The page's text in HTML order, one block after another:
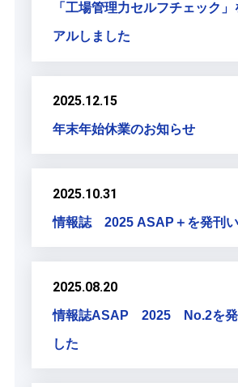
「工場管理力セルフチェック
アルしました
2025.12.15
年末年始休業のお知らせ
2025.10.31
情報誌 2025 ASAP＋を発刊
2025.08.20
情報誌ASAP 2025 No.2を発
した